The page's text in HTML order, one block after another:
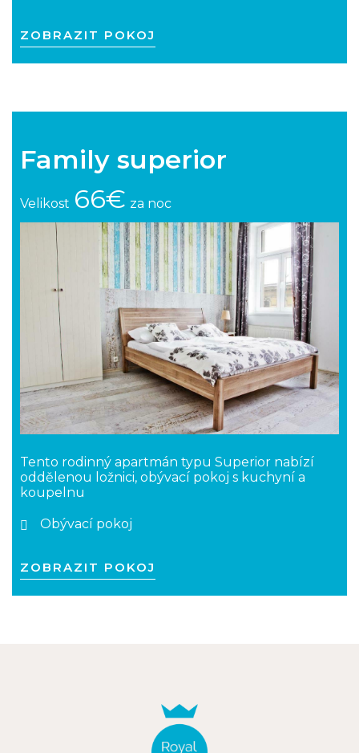
ZOBRAZIT POKOJ
Family superior
Velikost 66€ za noc
Tento rodinný apartmán typu Superior nabízí
oddělenou ložnici, obývací pokoj s kuchyní a
koupelnu
Obývací pokoj
ZOBRAZIT POKOJ